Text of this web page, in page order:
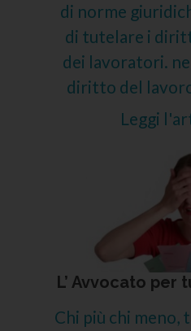
di norme
di tutelare i
dei lavoratori.
diritto del
Leggi
L’ Avvocato per
Chi più chi meno,